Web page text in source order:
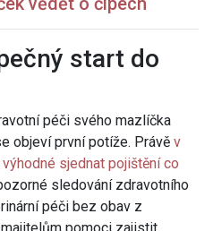
start do
péči svého mazlíčka
objeví první potíže. Právě v
sjednat pojištění co
sledování zdravotního
péči bez obav z